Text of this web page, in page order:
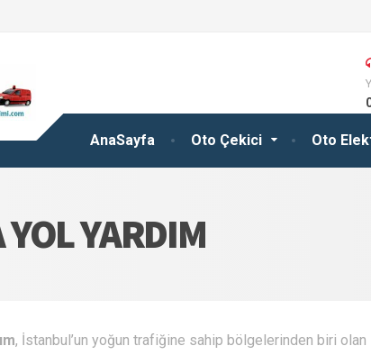
AnaSayfa Oto Çekici Oto
YOL YARDIM
, İstanbul’un yoğun trafiğine sahip bölgelerinden biri